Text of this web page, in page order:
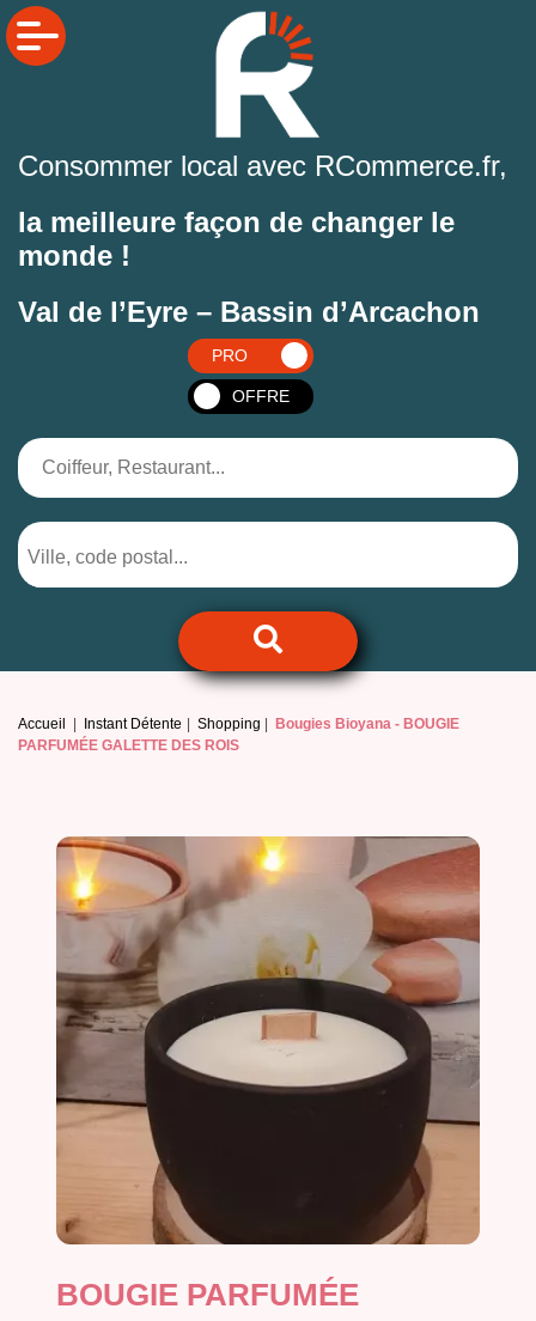
Consommer local avec RCommerce.fr,
la meilleure façon de changer le
monde !
Val de l’Eyre – Bassin d’Arcachon
PRO
OFFRE
Accueil Instant Détente Shopping Bougies Bioyana - BOUGIE
PARFUMÉE GALETTE DES ROIS
BOUGIE PARFUMÉE